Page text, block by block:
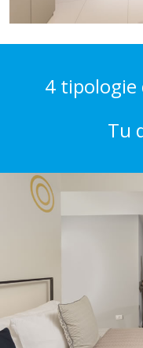
4 tipologie
Tu